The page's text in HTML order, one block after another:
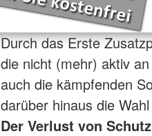
Durch das Erste
die nicht (mehr) aktiv
auch die kämpfenden
darüber hinaus die
Der Verlust von